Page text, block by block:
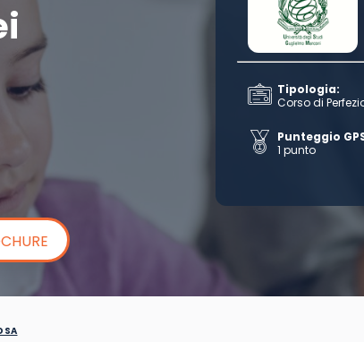
Tipologia:
Corso di
Punteggio
1 punto